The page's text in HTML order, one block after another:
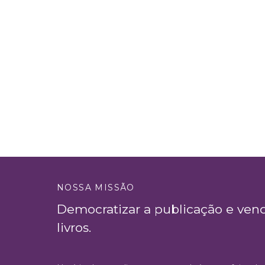
NOSSA MISSÃO
Democratizar a publicação e
livros.